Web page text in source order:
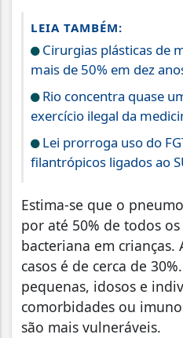
LEIA TAMBÉM:
Cirurgias plásticas de
mais de 50% em dez
Rio concentra quase
exercício ilegal da
Lei prorroga uso do
filantrópicos ligados ao
Estima-se que o
por até 50% de todos
bacteriana em crianças.
casos é de cerca de
pequenas, idosos e
comorbidades ou
são mais vulneráveis.